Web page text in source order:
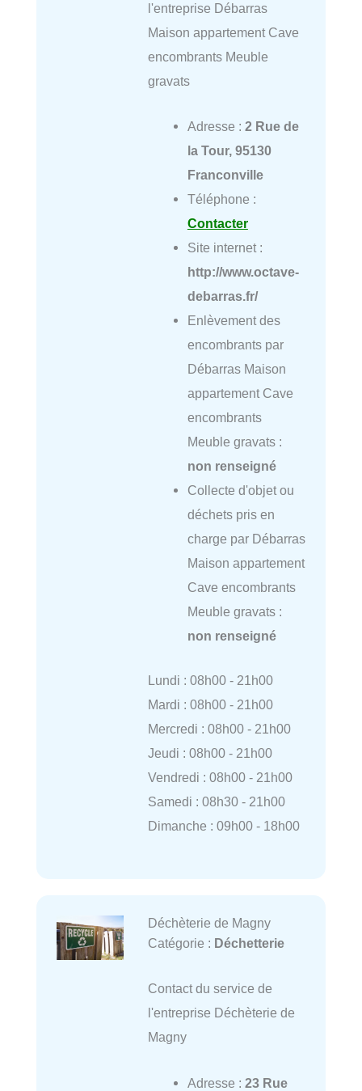
l'entreprise Débarras
Maison appartement Cave
encombrants Meuble
gravats
Adresse : 2 Rue de
la Tour, 95130
Franconville
Téléphone :
Contacter
Site internet :
http://www.octave-
debarras.fr/
Enlèvement des
encombrants par
Débarras Maison
appartement Cave
encombrants
Meuble gravats :
non renseigné
Collecte d'objet ou
déchets pris en
charge par Débarras
Maison appartement
Cave encombrants
Meuble gravats :
non renseigné
Lundi : 08h00 - 21h00
Mardi : 08h00 - 21h00
Mercredi : 08h00 - 21h00
Jeudi : 08h00 - 21h00
Vendredi : 08h00 - 21h00
Samedi : 08h30 - 21h00
Dimanche : 09h00 - 18h00
Déchèterie de Magny
Catégorie : Déchetterie
Contact du service de
l'entreprise Déchèterie de
Magny
Adresse : 23 Rue